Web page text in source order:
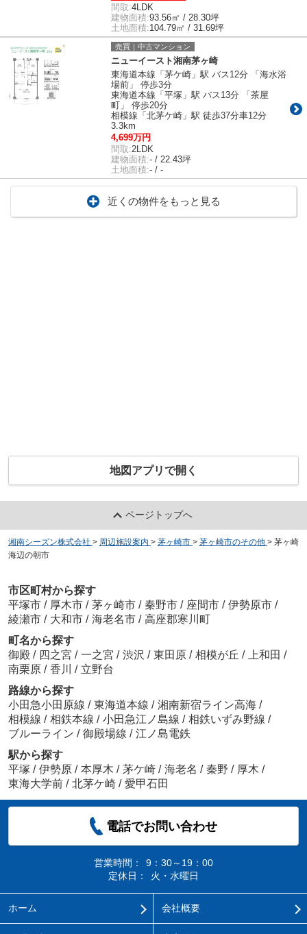
間取:4LDK
建物面積:93.56㎡ / 28.30坪
土地面積:104.79㎡ / 31.69坪
売買｜中古マンション
ニューイースト湘南茅ヶ崎
東海道本線「茅ケ崎」駅 バス12分 「海水浴
場前」 停歩3分
東海道本線「平塚」駅 バス13分 「茶屋
町」 停歩20分
相模線「北茅ケ崎」駅 徒歩37分車12分
3.3km
4,699万円
間取:2LDK
建物面積:- / 22.43坪
土地面積:- / -
近くの物件をもっと見る
地図アプリで開く
ページトップへ
湘南シーズン株式会社 > 周辺施設案内 > 茅ヶ崎市 > 茅ヶ崎市のその他 > 茅ヶ崎
海辺の朝市
市区町村から探す
平塚市 / 厚木市 / 茅ヶ崎市 / 秦野市 / 座間市 / 伊勢原市 /
綾瀬市 / 大和市 / 海老名市 / 高座郡寒川町
町名から探す
御殿 / 四之宮 / 一之宮 / 渋沢 / 東田原 / 相模が丘 / 上和田 /
南栗原 / 香川 / 立野台
路線から探す
小田急小田原線 / 東海道本線 / 湘南新宿ライン高海 /
相模線 / 相鉄本線 / 小田急江ノ島線 / 相鉄いずみ野線 /
ブルーライン / 御殿場線 / 江ノ島電鉄
駅から探す
平塚 / 伊勢原 / 本厚木 / 茅ケ崎 / 海老名 / 秦野 / 厚木 /
東海大学前 / 北茅ケ崎 / 愛甲石田
電話でお問い合わせ
営業時間：
9：30～19：00
定休日：
火・水曜日
ホーム 会社概要